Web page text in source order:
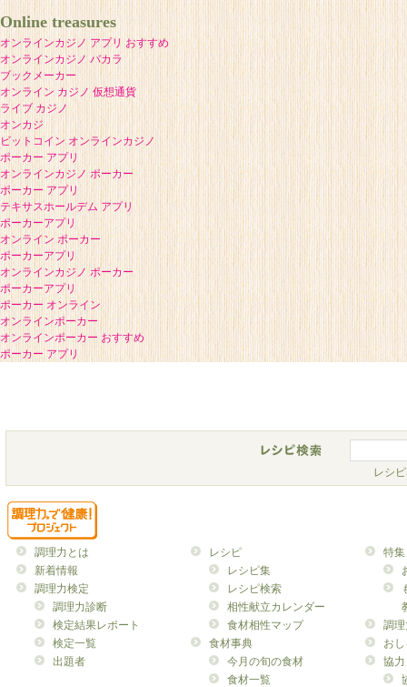
Online treasures
オンラインカジノ アプリ おすすめ
オンラインカジノ バカラ
ブックメーカー
オンライン カジノ 仮想通貨
ライブ カジノ
オンカジ
ビットコイン オンラインカジノ
ポーカー アプリ
オンラインカジノ ポーカー
ポーカー アプリ
テキサスホールデム アプリ
ポーカーアプリ
オンライン ポーカー
ポーカーアプリ
オンラインカジノ ポーカー
ポーカーアプリ
ポーカー オンライン
オンラインポーカー
オンラインポーカー おすすめ
ポーカー アプリ
レシ
調理力とは
新着情報
調理力検定
調理力診断
検定結果レポート
検定一覧
出題者
レシピ
レシピ集
レシピ検索
相性献立カレンダー
食材相性マップ
食材事典
今月の旬の食材
食材一覧
特集
調
お
協力